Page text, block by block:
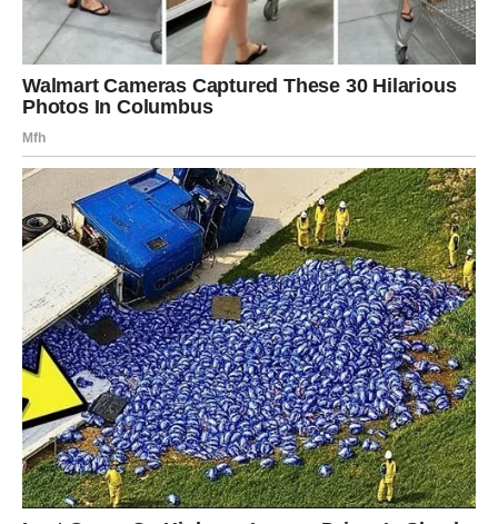
dan suđenja počinio samoubojstvo.
“Svijet nikada neće razumjeti”, ostavio je poruku na svom
telefonu. Gene je zatim neko vrijeme smješten u ustanovu za
njegu, gdje su je stručnjaci učili jesti, hodati i govoriti. Publici se
govori da dobro reagira, uči i voli glazbu. Mnogo godina
kasnije, kako se Jean selio iz jedne obitelji u drugu, javnost
više nije bila ni zainteresirana za ovo “divlje dijete”. Iako su
liječnici pokušavali uspostaviti kontakt s njezinom majkom, u
tome nisu uspjeli.